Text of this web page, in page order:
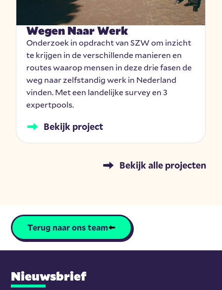
Wegen Naar Werk
Onderzoek in opdracht van SZW om inzicht
te krijgen in de verschillende manieren en
routes waarop mensen in deze drie fasen de
weg naar zelfstandig werk in Nederland
vinden. Met een landelijke survey en 3
expertpools.
Bekijk project
Bekijk alle projecten
Terug naar ons team
Nieuwsbrief